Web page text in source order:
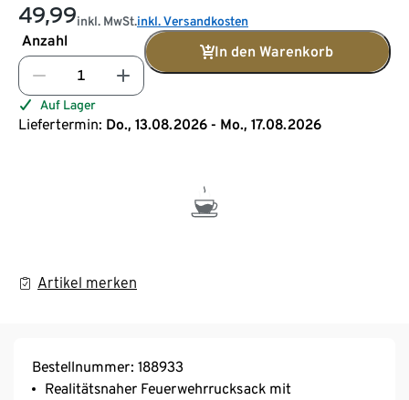
49,99inkl. MwSt.inkl. Versandkosten
Anzahl
In den Warenkorb
Auf Lager
Liefertermin: Do., 13.08.2026 - Mo., 17.08.2026
Artikel merken
Bestellnummer: 188933
Realitätsnaher Feuerwehrrucksack mit